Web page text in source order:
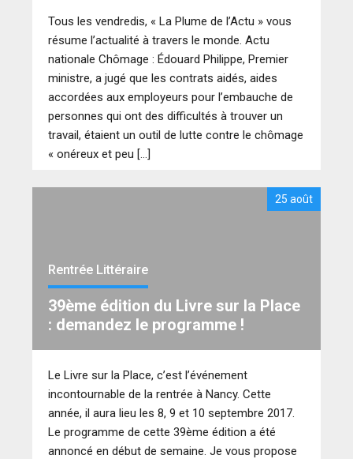
Tous les vendredis, « La Plume de l’Actu » vous
résume l’actualité à travers le monde. Actu
nationale Chômage : Édouard Philippe, Premier
ministre, a jugé que les contrats aidés, aides
accordées aux employeurs pour l’embauche de
personnes qui ont des difficultés à trouver un
travail, étaient un outil de lutte contre le chômage
« onéreux et peu […]
25 août
Rentrée Littéraire
39ème édition du Livre sur la Place
: demandez le programme !
Le Livre sur la Place, c’est l’événement
incontournable de la rentrée à Nancy. Cette
année, il aura lieu les 8, 9 et 10 septembre 2017.
Le programme de cette 39ème édition a été
annoncé en début de semaine. Je vous propose